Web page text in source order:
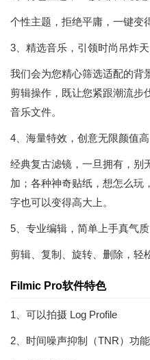
个性主题，拒绝平庸，一键变
3、精选音乐，引领时尚吊炸天
我们会为您精心筛选适配的背
剪辑操作，既让您紧跟潮流步
音乐文件。
4、海量特效，创意无限颜值高
经典复古滤镜，一旦拥有，别
加；各种神奇贴纸，想怎么玩
字也可以变得高大上。
5、专业编辑，简单上手真气质
剪辑、复制、旋转、删除，轻
Filmic Pro软件特色
1、可以拍摄 Log Profile
2、时间噪声抑制（TNR）功能